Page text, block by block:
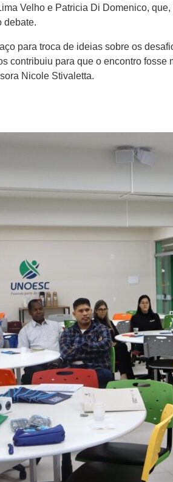
Velho e Patricia Di Domenico,
debate.
para troca de ideias sobre os
contribuiu para que o encontro
Nicole Stivaletta.